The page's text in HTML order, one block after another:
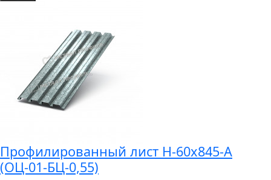
Профилированный лист Н-60x845-A
(ОЦ-01-БЦ-0,55)